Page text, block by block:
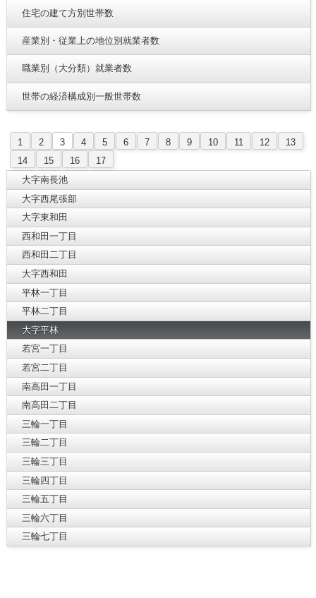
住宅の建て方別世帯数
産業別・従業上の地位別就業者数
職業別（大分類）就業者数
世帯の経済構成別一般世帯数
1 2 3 4 5 6 7 8 9 10 11 12
13
14
15 16
17
大字南長池
大字西尾張部
大字東和田
西和田一丁目
西和田二丁目
大字西和田
平林一丁目
平林二丁目
大字平林
若宮一丁目
若宮二丁目
南高田一丁目
南高田二丁目
三輪一丁目
三輪二丁目
三輪三丁目
三輪四丁目
三輪五丁目
三輪六丁目
三輪七丁目